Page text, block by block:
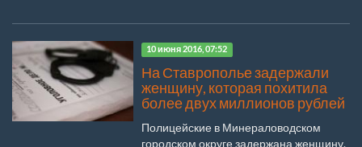
10 июня 2016, 07:52
На Ставрополье задержали
женщину, которая похитила
более двух миллионов рублей
Полицейские в Минераловодском
городском округе задержана женщину,